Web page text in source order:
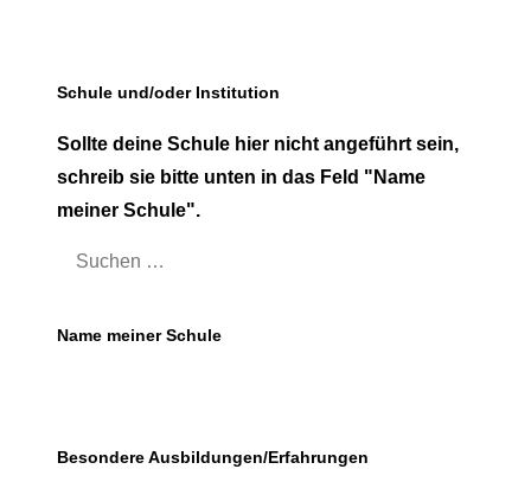
Schule und/oder Institution
Sollte deine Schule hier nicht angeführt sein,
schreib sie bitte unten in das Feld "Name
meiner Schule".
Name meiner Schule
Besondere Ausbildungen/Erfahrungen